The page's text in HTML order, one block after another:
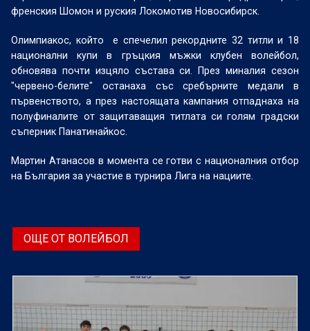
френския Шомон и руския Локомотив Новосибирск.
Олимпиакос, който е спечелил рекордните 32 титли и 18
национални купи в гръцкия мъжки клубен волейбол,
обновява почти изцяло състава си. През миналия сезон
"червено-белите" останаха със сребърните медали в
първенството, а през настоящата кампания отпаднаха на
полуфиналите от защитаващия титлата си голям градски
съперник Панатинайкос.
Мартин Атанасов в момента се готви с националния отбор
на България за участие в турнира Лига на нациите.
ОЩЕ ОТ ВОЛЕЙБОЛ